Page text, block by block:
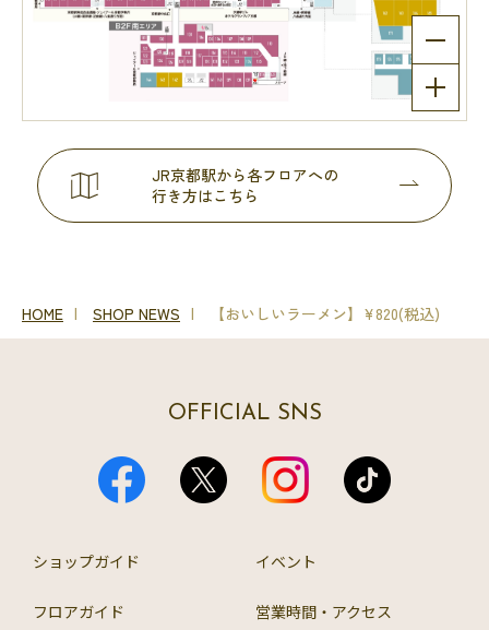
JR京都駅から各フロアへの
行き方はこちら
HOME SHOP NEWS 【おいしいラーメン】¥820(税込)
OFFICIAL SNS
ショップガイド イベント
フロアガイド 営業時間・アクセス